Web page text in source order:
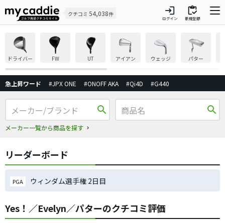
クチコミ 54,038件 login
ログイン
inventory
新規登録
ドライバー FW UT アイアン ウェッジ パター
急上昇ワード #JPX ONE #ONOFF AKA #Qi4D #G440
search
メーカー一覧から商品を探す
search
リーダーボード
PGA ウィンダム選手権 2日目
Yes！／Evelyn／パターのクチコミ評価